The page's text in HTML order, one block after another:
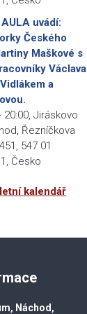
uvádí:
Českého
Maškové s
Václava
a
20:00 Jiráskovo
Řezníčkova
547 01
Česko
kalendář
Náchod,